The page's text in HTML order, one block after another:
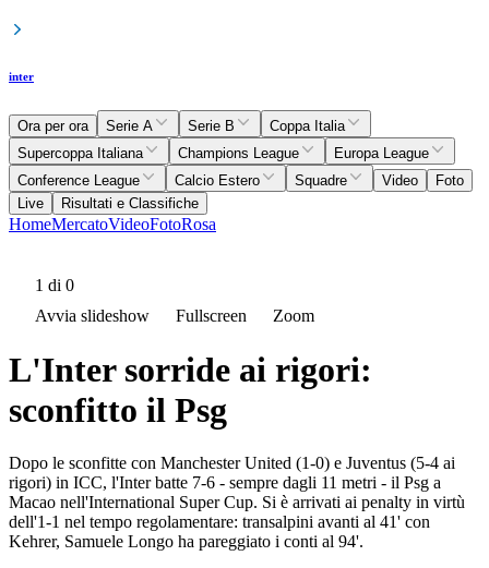
inter
Ora per ora Serie A Serie B
Coppa Italia
Supercoppa Italiana
Champions League
Europa League
Conference League
Calcio Estero Squadre Video
Foto
Live
Risultati e Classifiche
HomeMercatoVideoFotoRosa
1 di 0
Avvia slideshow
Fullscreen Zoom
L'Inter sorride ai rigori:
sconfitto il Psg
Dopo le sconfitte con Manchester United (1-0) e Juventus (5-4 ai
rigori) in ICC, l'Inter batte 7-6 - sempre dagli 11 metri - il Psg a
Macao nell'International Super Cup. Si è arrivati ai penalty in virtù
dell'1-1 nel tempo regolamentare: transalpini avanti al 41' con
Kehrer, Samuele Longo ha pareggiato i conti al 94'.